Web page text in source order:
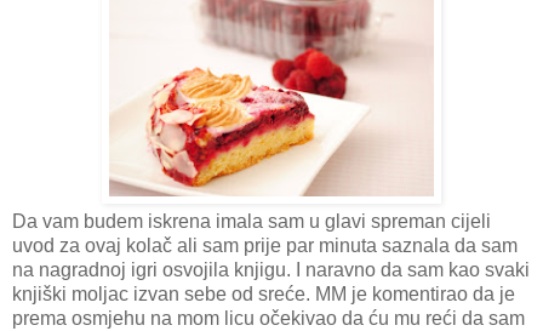
Da vam budem iskrena imala sam u glavi spreman cijeli
uvod za ovaj kolač ali sam prije par minuta saznala da sam
na nagradnoj igri osvojila knjigu. I naravno da sam kao svaki
knjiški moljac izvan sebe od sreće. MM je komentirao da je
prema osmjehu na mom licu očekivao da ću mu reći da sam